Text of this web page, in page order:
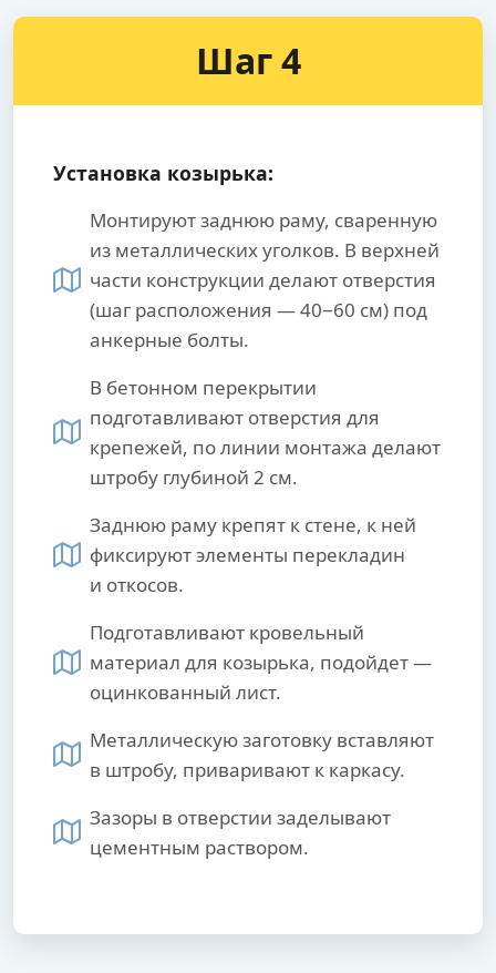
Шаг 4
Установка козырька:
Монтируют заднюю раму, сваренную
из металлических уголков. В верхней
части конструкции делают отверстия
(шаг расположения — 40−60 см) под
анкерные болты.
В бетонном перекрытии
подготавливают отверстия для
крепежей, по линии монтажа делают
штробу глубиной 2 см.
Заднюю раму крепят к стене, к ней
фиксируют элементы перекладин
и откосов.
Подготавливают кровельный
материал для козырька, подойдет —
оцинкованный лист.
Металлическую заготовку вставляют
в штробу, приваривают к каркасу.
Зазоры в отверстии заделывают
цементным раствором.